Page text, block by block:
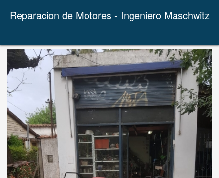
Reparacion de Motores - Ingeniero Maschwitz